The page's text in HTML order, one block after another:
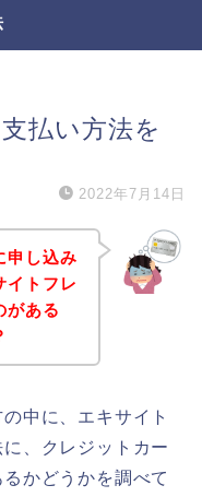
払い方法を
2022年7月14日
申し込み
イトフレ
がある
中に、エキサイト
、クレジットカー
かどうかを調べて